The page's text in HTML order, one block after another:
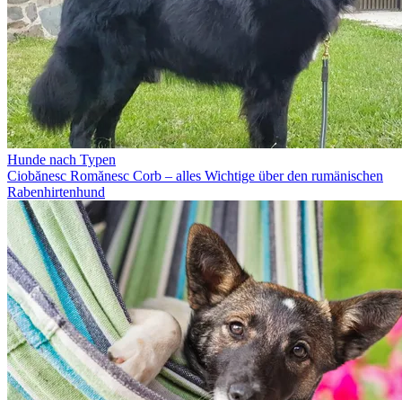
Hunde nach Typen
Ciobănesc Romănesc Corb – alles Wichtige über den rumänischen
Rabenhirtenhund